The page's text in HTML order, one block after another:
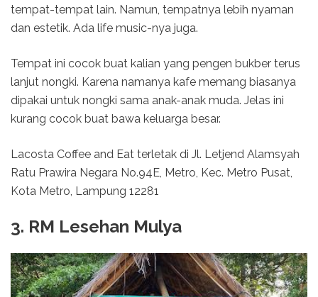
tempat-tempat lain. Namun, tempatnya lebih nyaman
dan estetik. Ada life music-nya juga.
Tempat ini cocok buat kalian yang pengen bukber terus
lanjut nongki. Karena namanya kafe memang biasanya
dipakai untuk nongki sama anak-anak muda. Jelas ini
kurang cocok buat bawa keluarga besar.
Lacosta Coffee and Eat terletak di Jl. Letjend Alamsyah
Ratu Prawira Negara No.94E, Metro, Kec. Metro Pusat,
Kota Metro, Lampung 12281
3. RM Lesehan Mulya